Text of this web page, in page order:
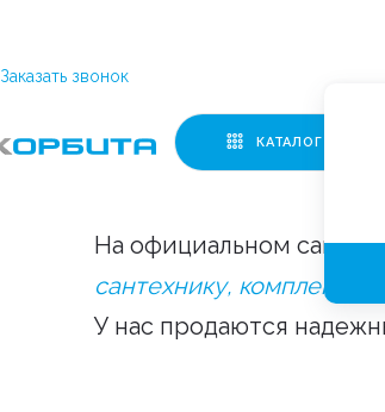
Заказать звонок
КАТАЛОГ
На официальном сайте
сантехнику,
У нас продаются